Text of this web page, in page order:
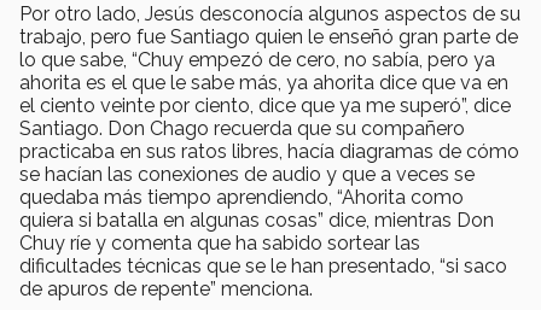
Por otro lado, Jesús desconocía algunos aspectos de su
trabajo, pero fue Santiago quien le enseñó gran parte de
lo que sabe, “Chuy empezó de cero, no sabía, pero ya
ahorita es el que le sabe más, ya ahorita dice que va en
el ciento veinte por ciento, dice que ya me superó”, dice
Santiago. Don Chago recuerda que su compañero
practicaba en sus ratos libres, hacía diagramas de cómo
se hacían las conexiones de audio y que a veces se
quedaba más tiempo aprendiendo, “Ahorita como
quiera si batalla en algunas cosas” dice, mientras Don
Chuy ríe y comenta que ha sabido sortear las
dificultades técnicas que se le han presentado, “si saco
de apuros de repente” menciona.